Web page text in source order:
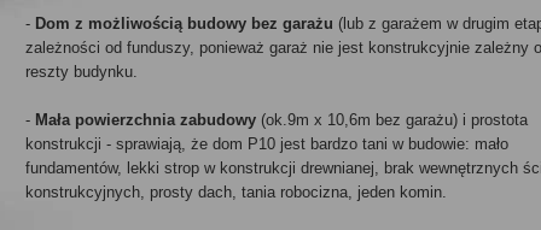
- Dom z możliwością budowy bez garażu (lub z garażem w drugim
zależności od funduszy, ponieważ garaż nie jest konstrukcyjnie zależny
reszty budynku.
- Mała powierzchnia zabudowy (ok.9m x 10,6m bez garażu) i prostota
konstrukcji - sprawiają, że dom P10 jest bardzo tani w budowie: mało
fundamentów, lekki strop w konstrukcji drewnianej, brak wewnętrznych
konstrukcyjnych, prosty dach, tania robocizna, jeden komin.